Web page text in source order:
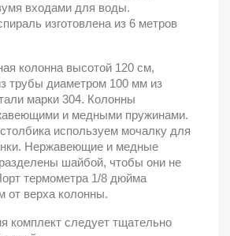
входами для воды.
изготовлена ​​из 6 метров
колонна высотой 120 см,
трубы диаметром 100 мм из
марки 304. Колонны
и медными пружинами.
используем мочалку для
Нержавеющие и медные
шайбой, чтобы они не
термометра 1/8 дюйма
от верха колонны.
комплект следует тщательно